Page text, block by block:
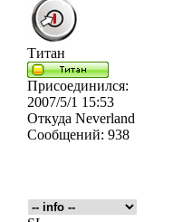
Титан
Присоединился:
2007/5/1 15:53
Откуда Neverland
Сообщений: 938